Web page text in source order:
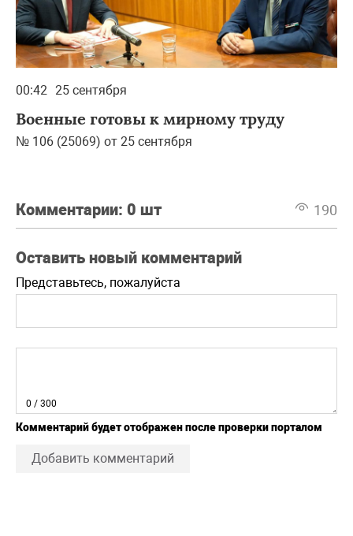
00:42 25 сентября
Военные готовы к мирному труду
№ 106 (25069) от 25 сентября
Комментарии: 0 шт 190
Оставить новый комментарий
Представьтесь, пожалуйста
0 / 300
Комментарий будет отображен после проверки порталом
Добавить комментарий